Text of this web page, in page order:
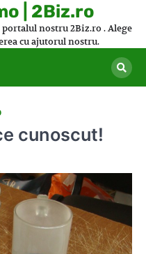
| 2Biz.ro
nostru 2Biz.ro . Alege
cu ajutorul nostru.
cunoscut!